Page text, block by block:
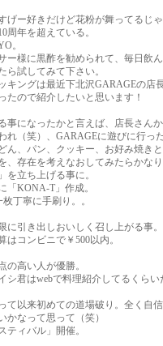
げー好きだけど花粉が舞ってるじゃ
周年を超えている。
。
ー様に黒酢を勧められて、毎日飲
ら試してみて下さい。
キングは最近下北沢GARAGEの店
たので紹介したいと思います！
事になったかと言えば、店長さん
れ（笑）、GARAGEに遊びに行っ
ん、パン、クッキー、お好み焼き
、存在を考えなおしてみたらかな
立ち上げる事に。
「KONA-T」作成。
丁寧に手刷り。。
に引き出しおいしく召し上がる事。
コンビニで￥500以内。
の高い人が優勝。
シ君はwebで料理紹介してるくらい
て以来初めての道場破り。全く自
かなって思って（笑）
ティバル」開催。